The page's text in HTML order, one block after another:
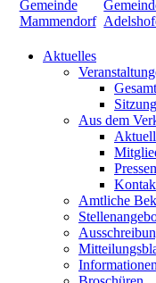
Aktuelles
Aus dem
Amtliche